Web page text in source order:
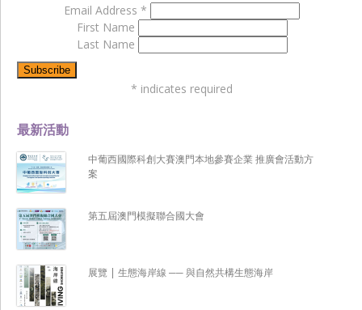
最新活動
中葡西國際科創大賽澳門本地參賽企業 推廣會活動方
案
第五屆澳門模擬聯合國大會
展覽 | 生態海岸線 ── 與自然共構生態海岸
Email Address *
First Name
Last Name
* indicates required